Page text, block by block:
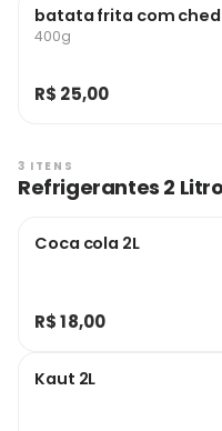
batata frita com
400g
R$ 25,00
3 ITENS
Refrigerantes 2
Coca cola 2L
R$ 18,00
Kaut 2L